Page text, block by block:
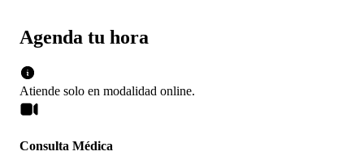
Agenda tu hora
Atiende solo en modalidad online.
Consulta Médica